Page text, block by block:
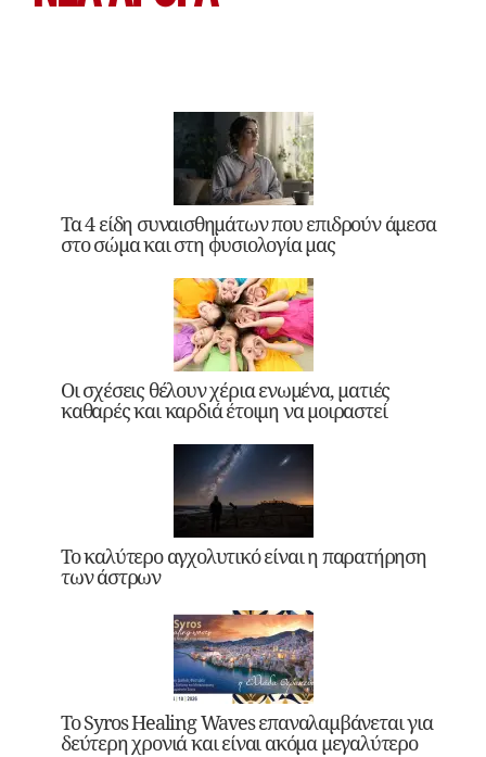
Τα 4 είδη συναισθημάτων που επιδρούν άμεσα
στο σώμα και στη φυσιολογία μας
Οι σχέσεις θέλουν χέρια ενωμένα, ματιές
καθαρές και καρδιά έτοιμη να μοιραστεί
Το καλύτερο αγχολυτικό είναι η παρατήρηση
των άστρων
Το Syros Healing Waves επαναλαμβάνεται για
δεύτερη χρονιά και είναι ακόμα μεγαλύτερο